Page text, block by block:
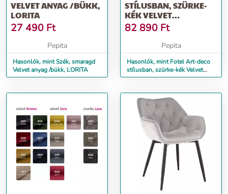
VELVET ANYAG /BÜKK,
LORITA
27 490 Ft
Pepita
Hasonlók, mint Szék, smaragd
Velvet anyag /bükk, LORITA
STÍLUSBAN, SZÜRKE-
KÉK VELVET
ANYAG/GOLD CHRÓM-
ARAN...
82 890 Ft
Pepita
Hasonlók, mint Fotel Art-deco
stílusban, szürke-kék Velvet
anyag/gold chróm-aran...